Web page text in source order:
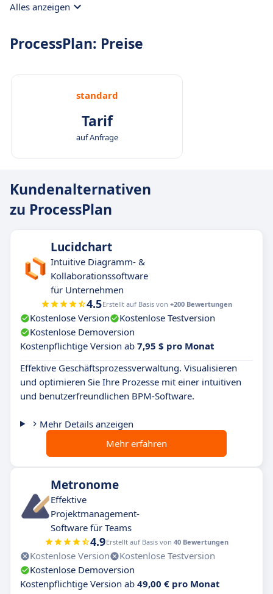
Alles anzeigen
ProcessPlan: Preise
standard
Tarif
auf Anfrage
Kundenalternativen
zu ProcessPlan
Lucidchart
Intuitive Diagramm- &
Kollaborationssoftware
für Unternehmen
4.5Erstellt auf Basis von +200 Bewertungen
Kostenlose Version
Kostenlose Testversion
Kostenlose Demoversion
Kostenpflichtige Version ab 7,95 $ pro Monat
Effektive Geschäftsprozessverwaltung. Visualisieren
und optimieren Sie Ihre Prozesse mit einer intuitiven
und benutzerfreundlichen BPM-Software.
Mehr Details anzeigen
Mehr erfahren
Metronome
Effektive
Projektmanagement-
Software für Teams
4.9Erstellt auf Basis von 40 Bewertungen
Kostenlose Version
Kostenlose Testversion
Kostenlose Demoversion
Kostenpflichtige Version ab 49,00 € pro Monat